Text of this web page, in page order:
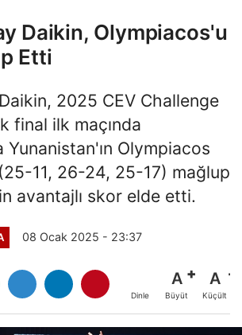
Daikin, Olympiacos'u
Etti
2025 CEV Challenge
final ilk maçında
Yunanistan'ın Olympiacos
(25-11, 26-24, 25-17) mağlup
avantajlı skor elde etti.
08 Ocak 2025 - 23:37
Dinle
A
Büyüt
A
Küçült